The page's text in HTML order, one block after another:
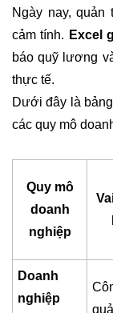
Ngày nay,
cảm tính. Excel
báo quỹ lương
thực tế.
Dưới đây là
các quy mô
Quy mô
doanh
nghiệp
Doanh
nghiệp